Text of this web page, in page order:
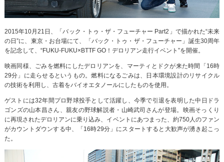
2015年10月21日、「バック・トゥ・ザ・フューチャー Part2」で描かれた“未来
の日”に、東京・お台場にて、「バック・トゥ・ザ・フューチャー」誕生30周年
を記念して、“FUKU-FUKU×BTTF GO！デロリアン走行イベント”を開催。
映画同様、ごみを燃料にしたデロリアンを、マーティとドクが来た時間「16時
29分」に走らせるというもの。燃料になるごみは、日本環境設計のリサイクル
の技術を利用し、古着をバイオエタノールにしたものを使用。
ゲストには32年間プロ野球投手として活躍し、今季で引退を表明した中日ドラ
ゴンズの山本昌さん、親友の野球解説者・山崎武司さんが登場。映画そっくり
に再現されたデロリアンに乗り込み、イベントにあつまった、約750人のファン
がカウントダウンする中、「16時29分」にスタートすると大歓声が湧き起こっ
た。